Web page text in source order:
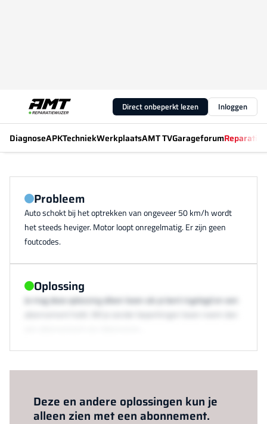
Direct onbeperkt lezen Inloggen
DiagnoseAPKTechniekWerkplaatsAMT TVGarageforum
Probleem
Auto schokt bij het optrekken van ongeveer 50 km/h wordt
het steeds heviger. Motor loopt onregelmatig. Er zijn geen
foutcodes.
Oplossing
Je mag deze oplossing alleen lezen als je bent ingelogd en een
Deze en andere oplossingen kun je
alleen zien met een abonnement.